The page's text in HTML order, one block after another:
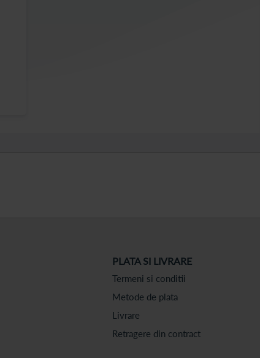
PLATA SI LIVRARE
Termeni si conditii
Metode de plata
Livrare
Retragere din contract